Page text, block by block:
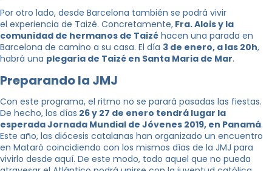
Por otro lado, desde Barcelona también se podrá vivir
el experiencia de Taizé. Concretamente, Fra. Alois y la
comunidad de hermanos de Taizé hacen una parada en
Barcelona de camino a su casa. El día 3 de enero, a las 20h,
habrá una plegaria de Taizé en Santa Maria de Mar.
Preparando la JMJ
Con este programa, el ritmo no se parará pasadas las fiestas.
De hecho, los días 26 y 27 de enero tendrá lugar la
esperada Jornada Mundial de Jóvenes 2019, en Panamá.
Este año, las diócesis catalanas han organizado un encuentro
en Mataró coincidiendo con los mismos días de la JMJ para
vivirlo desde aquí. De este modo, todo aquel que no pueda